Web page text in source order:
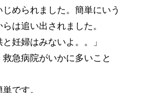
められました。簡単にいう
は追い出されました。
と妊婦はみないよ。。」
急病院がいかに多いこと
です。